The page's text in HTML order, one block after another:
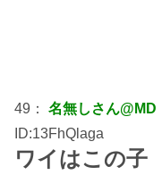
49： 名無しさん@MD
ID:13FhQlaga
ワイはこの子